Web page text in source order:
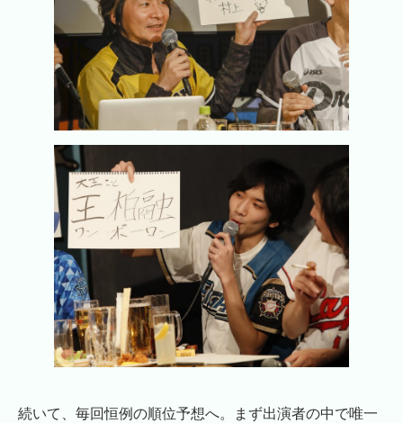
続いて、毎回恒例の順位予想へ。まず出演者の中で唯一